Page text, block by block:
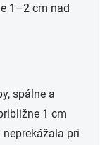
1–2 cm nad
spálne a
1 cm
pri